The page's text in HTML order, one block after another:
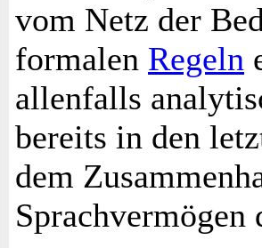
vom Netz der
formalen Regeln
allenfalls
bereits in den
dem
Sprachvermögen